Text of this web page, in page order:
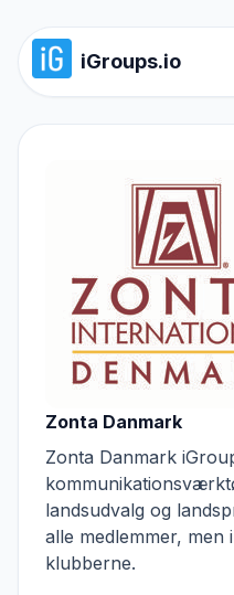
iGroups.io
Zonta Danmark
Zonta Danmark
landsudvalg og
alle medlemmer, men
klubberne.